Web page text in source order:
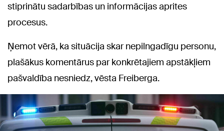
stiprinātu sadarbības un informācijas aprites
procesus.
Ņemot vērā, ka situācija skar nepilngadīgu personu,
plašākus komentārus par konkrētajiem apstākļiem
pašvaldība nesniedz, vēsta Freiberga.